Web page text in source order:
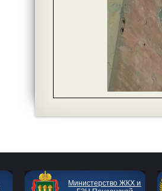
Министерство ЖКХ и